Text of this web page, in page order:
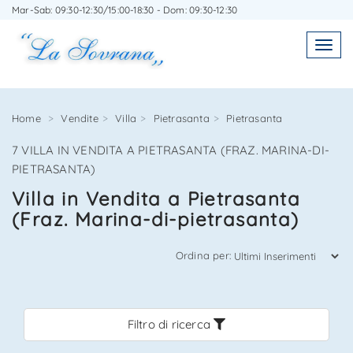
Mar-Sab: 09:30-12:30/15:00-18:30 - Dom: 09:30-12:30
Toggle
Home Vendite Villa Pietrasanta Pietrasanta
7 VILLA IN VENDITA A PIETRASANTA (FRAZ. MARINA-DI-
PIETRASANTA)
Villa in Vendita a Pietrasanta
(Fraz. Marina-di-pietrasanta)
Ordina per:
Filtro di ricerca
SCRIVICI SENZA IMPEGNO
Agenzia Immobiliare La Sovrana
0584 22988
*Il tuo indirizzo Email